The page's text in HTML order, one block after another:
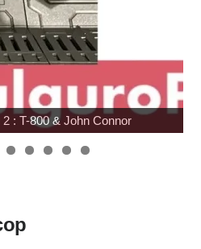
: T-800 & John Connor